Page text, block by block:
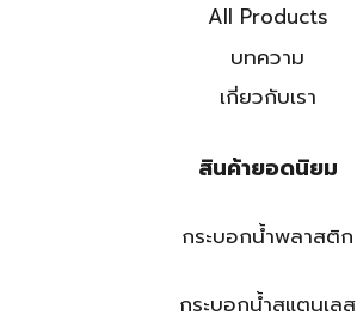
All Products
บทความ
เกี่ยวกับเรา
สินค้ายอดนิยม
กระบอกน้ำพลาสติก
กระบอกน้ำสแตนเลส